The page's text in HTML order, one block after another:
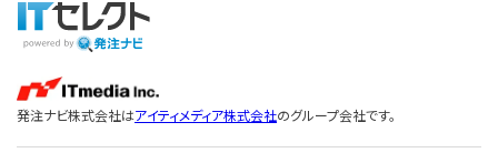
発注ナビ株式会社はアイティメディア株式会社のグループ会社です。